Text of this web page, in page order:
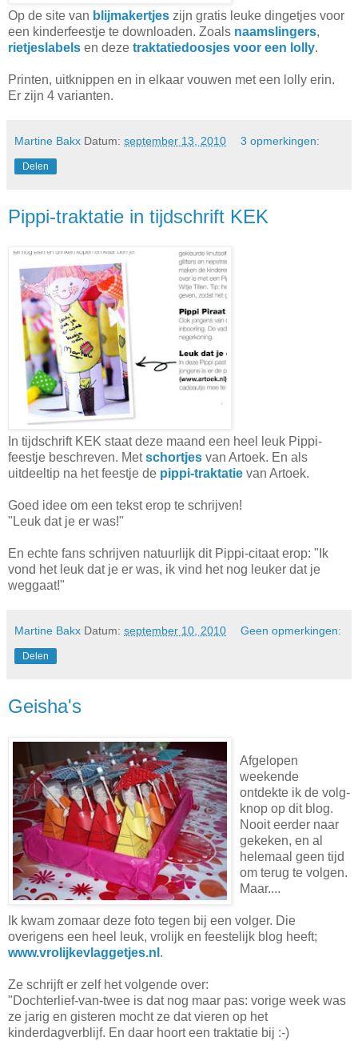
Op de site van blijmakertjes zijn gratis leuke dingetjes voor
een kinderfeestje te downloaden. Zoals naamslingers,
rietjeslabels en deze traktatiedoosjes voor een lolly.
Printen, uitknippen en in elkaar vouwen met een lolly erin.
Er zijn 4 varianten.
Martine Bakx Datum: september 13, 2010 3 opmerkingen:
Delen
Pippi-traktatie in tijdschrift KEK
In tijdschrift KEK staat deze maand een heel leuk Pippi-
feestje beschreven. Metschortjes van Artoek. En als
uitdeeltip na het feestje de pippi-traktatie van Artoek.
Goed idee om een tekst erop te schrijven!
"Leuk dat je er was!"
En echte fans schrijven natuurlijk dit Pippi-citaat erop: "Ik
vond het leuk dat je er was, ik vind het nog leuker dat je
weggaat!"
Martine Bakx Datum: september 10, 2010 Geen opmerkingen:
Delen
Geisha's
Afgelopen
weekende
ontdekte ik de volg-
knop op dit blog.
Nooit eerder naar
gekeken, en al
helemaal geen tijd
om terug te volgen.
Maar....
Ik kwam zomaar deze foto tegen bij een volger. Die
overigens een heel leuk, vrolijk en feestelijk blog heeft;
www.vrolijkevlaggetjes.nl .
Ze schrijft er zelf het volgende over:
"Dochterlief-van-twee is dat nog maar pas: vorige week was
ze jarig en gisteren mocht ze dat vieren op het
kinderdagverblijf. En daar hoort een traktatie bij :-)